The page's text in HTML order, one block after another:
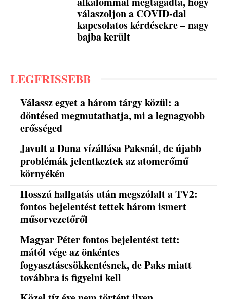
válaszoljon a COVID-dal
kapcsolatos kérdésekre – nagy
bajba került
LEGFRISSEBB
Válassz egyet a három tárgy közül: a
döntésed megmutathatja, mi a legnagyobb
erősséged
Javult a Duna vízállása Paksnál, de újabb
problémák jelentkeztek az atomerőmű
környékén
Hosszú hallgatás után megszólalt a TV2:
fontos bejelentést tettek három ismert
műsorvezetőről
Magyar Péter fontos bejelentést tett:
mától vége az önkéntes
fogyasztáscsökkentésnek, de Paks miatt
továbbra is figyelni kell